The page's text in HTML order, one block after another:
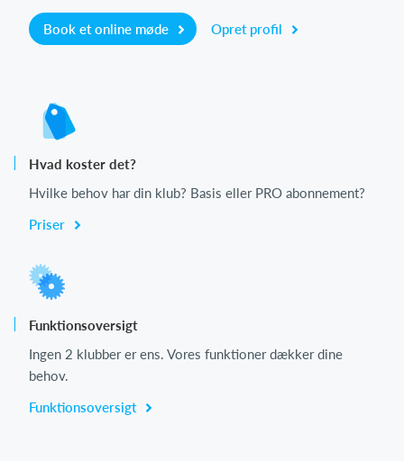
Book et online møde Opret profil
Hvad koster det?
Hvilke behov har din klub? Basis eller PRO abonnement?
Priser
Funktionsoversigt
Ingen 2 klubber er ens. Vores funktioner dækker dine
behov.
Funktionsoversigt